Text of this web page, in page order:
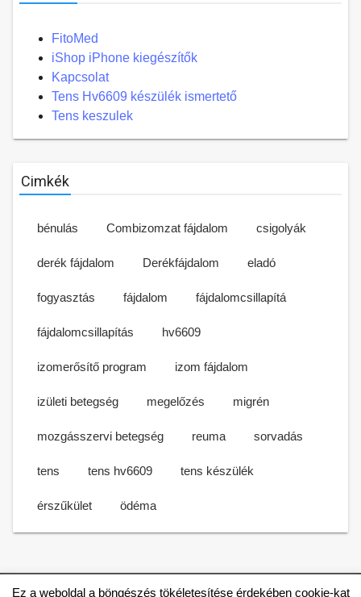
FitoMed
iShop iPhone kiegészítők
Kapcsolat
Tens Hv6609 készülék ismertető
Tens keszulek
Cimkék
bénulás Combizomzat fájdalom csigolyák
derék fájdalom Derékfájdalom eladó
fogyasztás fájdalom fájdalomcsillapítá
fájdalomcsillapítás hv6609
izomerősítő program izom fájdalom
izületi betegség megelőzés migrén
mozgásszervi betegség reuma sorvadás
tens tens hv6609 tens készülék
érszűkület ödéma
Ez a weboldal a böngészés tökéletesítése érdekében cookie-kat